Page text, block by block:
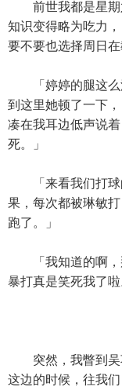
前世我都是星期
知识变得略为吃力，
要不要也选择周日
「婷婷的腿这么
到这里她顿了一下，
凑在我耳边低声说
死。」
「来看我们打球
果，每次都被琳敏打
跑了。」
「我知道的啊，
暴打真是笑死我了啦
（
突然，我瞥到吴
这边的时候，往我们